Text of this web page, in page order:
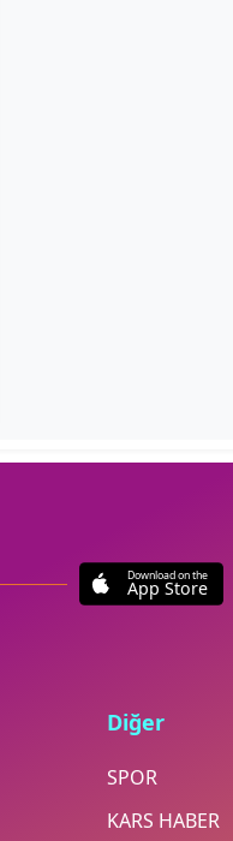
Download on the
App Store
Diğer
SPOR
KARS HABER